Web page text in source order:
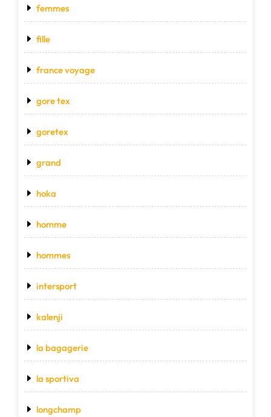
femmes
fille
france voyage
gore tex
goretex
grand
hoka
homme
hommes
intersport
kalenji
la bagagerie
la sportiva
longchamp